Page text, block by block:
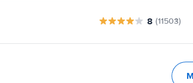
8 (11503)